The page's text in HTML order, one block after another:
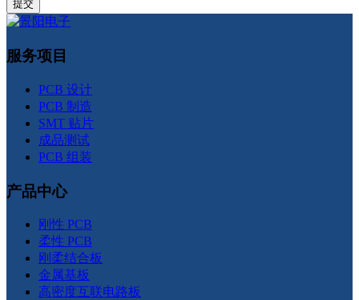
服务项目
PCB 设计
PCB 制造
SMT 贴片
成品测试
PCB 组装
产品中心
刚性 PCB
柔性 PCB
刚柔结合板
金属基板
高密度互联电路板